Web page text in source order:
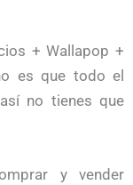
+ Wallapop +
es que todo el
no tienes que
y vender